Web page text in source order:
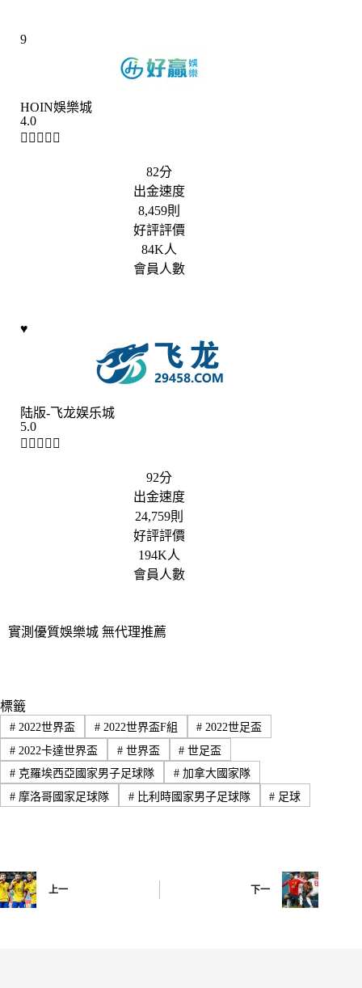
9
HOIN娛樂城
4.0
    
82分
出金速度
8,459則
好評評價
84K人
會員人數
♥
陆版-飞龙娱乐城
5.0
    
92分
出金速度
24,759則
好評評價
194K人
會員人數
實測優質娛樂城 無代理推薦
標籤
#2022世界盃 #2022世界盃F組 # 2022世足盃
#2022卡達世界盃 #世界盃 # 世足盃
#克羅埃西亞國家男子足球隊 #加拿大國家隊
#摩洛哥國家足球隊 #比利時國家男子足球隊 # 足球
上一 下一